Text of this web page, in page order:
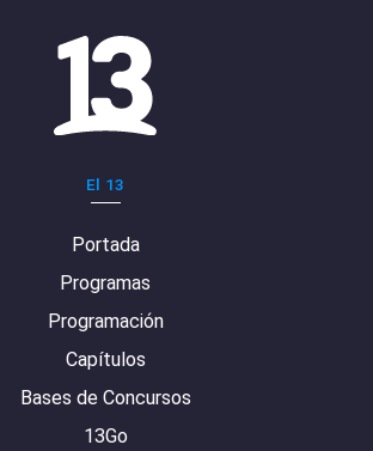
El 13
Portada
Programas
Programación
Capítulos
Bases de Concursos
13Go